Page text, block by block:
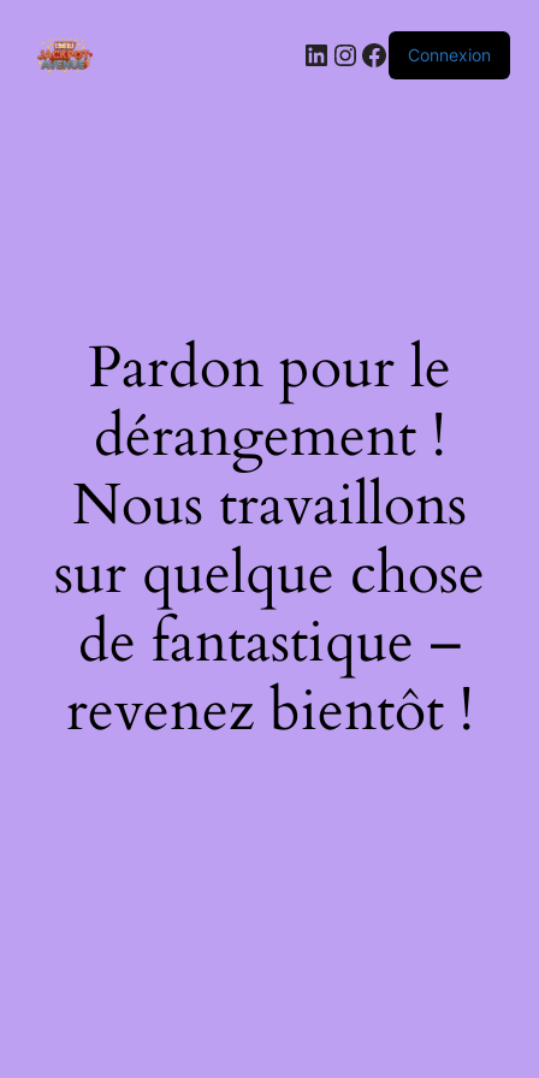
LinkedIn
Instagram
Facebook
Connexion
Pardon pour le
dérangement !
Nous travaillons
sur quelque chose
de fantastique –
revenez bientôt !